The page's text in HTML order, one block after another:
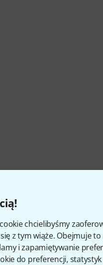
chcielibyśmy
z tym wiąże. Obejmuje
i zapamiętywanie
do preferencji,